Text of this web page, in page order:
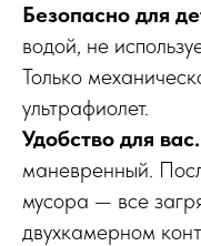
Безопасно для
водой, не
Только
ультрафиолет.
Удобство для вас.
маневренный.
мусора — все
двухкамерном